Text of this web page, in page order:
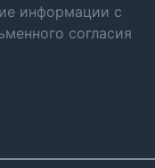
информации с
согласия